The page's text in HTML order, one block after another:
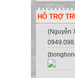
HỖ TRỢ
(Nguyễn